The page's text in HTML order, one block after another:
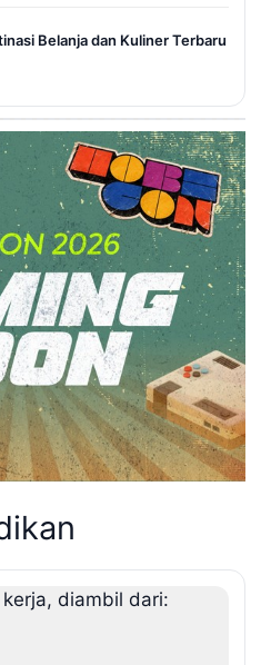
Belanja dan Kuliner Terbaru